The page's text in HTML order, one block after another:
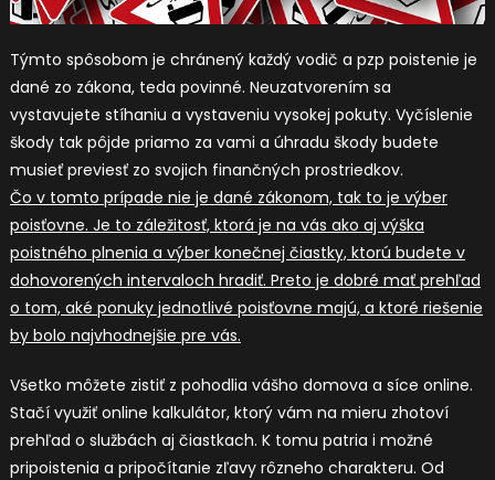
Týmto spôsobom je chránený každý vodič a pzp poistenie je
dané zo zákona, teda povinné. Neuzatvorením sa
vystavujete stíhaniu a vystaveniu vysokej pokuty. Vyčíslenie
škody tak pôjde priamo za vami a úhradu škody budete
musieť previesť zo svojich finančných prostriedkov.
Čo v tomto prípade nie je dané zákonom, tak to je výber
poisťovne. Je to záležitosť, ktorá je na vás ako aj výška
poistného plnenia a výber konečnej čiastky, ktorú budete v
dohovorených intervaloch hradiť. Preto je dobré mať prehľad
o tom, aké ponuky jednotlivé poisťovne majú, a ktoré riešenie
by bolo najvhodnejšie pre vás.
Všetko môžete zistiť z pohodlia vášho domova a síce online.
Stačí využiť online kalkulátor, ktorý vám na mieru zhotoví
prehľad o službách aj čiastkach. K tomu patria i možné
pripoistenia a pripočítanie zľavy rôzneho charakteru. Od